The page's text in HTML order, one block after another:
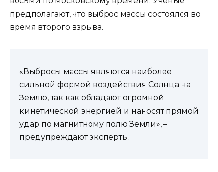
предполагают, что выброс массы состоялся во
время второго взрыва.
«Выбросы массы являются наиболее
сильной формой воздействия Солнца на
Землю, так как обладают огромной
кинетической энергией и наносят прямой
удар по магнитному полю Земли», –
предупреждают эксперты.